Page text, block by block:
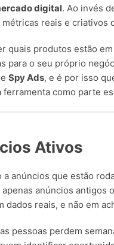
digital. Ao invés
reais e criativos
quais produtos estão
para o seu próprio
Spy Ads, e é por isso
como parte
Ativos
a anúncios que estão
apenas anúncios antigos
dados reais, e não em
pessoas perdem